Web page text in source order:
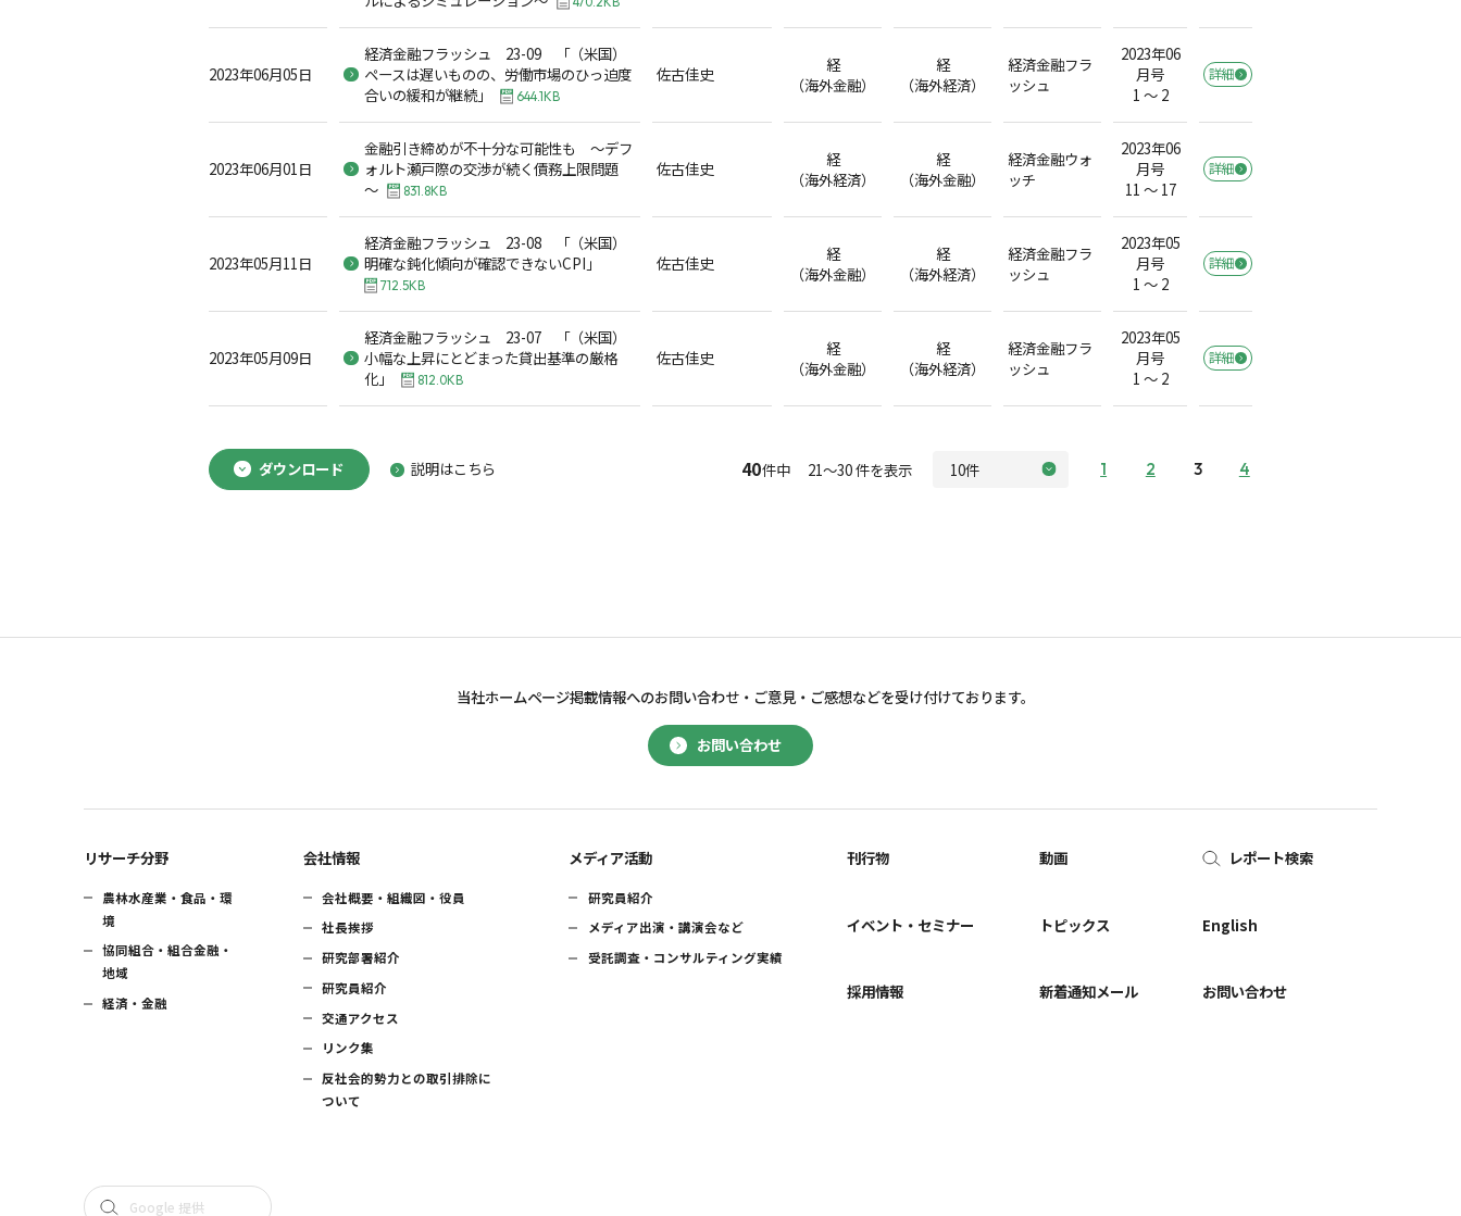
2023年06月05日
経済金融フラッシュ 23-09 「（米国）
ペースは遅いものの、労働市場のひっ迫度
合いの緩和が継続」
644.1KB
佐古佳史
経
（海外金融）
経
（海外経済）
経済金融フラ
ッシュ
2023年06
月号
1 ～ 2
詳細
2023年06月01日
金融引き締めが不十分な可能性も ～デフ
ォルト瀬戸際の交渉が続く債務上限問題
～
831.8KB
佐古佳史
経
（海外経済）
経
（海外金融）
経済金融ウォ
ッチ
2023年06
月号
11 ～ 17
詳細
2023年05月11日
経済金融フラッシュ 23-08 「（米国）
明確な鈍化傾向が確認できないCPI」
712.5KB
佐古佳史
経
（海外金融）
経
（海外経済）
経済金融フラ
ッシュ
2023年05
月号
1 ～ 2
詳細
2023年05月09日
経済金融フラッシュ 23-07 「（米国）
小幅な上昇にとどまった貸出基準の厳格
化」
812.0KB
佐古佳史
経
（海外金融）
経
（海外経済）
経済金融フラ
ッシュ
2023年05
月号
1 ～ 2
詳細
ダウンロード 説明はこちら 40件中 21～30 件を表示 1 2 3 4
お問い合わせ
当社ホームページ掲載情報へのお問い合わせ・ ご意見・ご感想などを受け付けております。
リサーチ分野
農林水産業・食品・環
境
協同組合・組合金融・
地域
経済・金融
会社情報
会社概要・組織図・役員
社長挨拶
研究部署紹介
研究員紹介
交通アクセス
リンク集
反社会的勢力との取引排除に
ついて
メディア活動
研究員紹介
メディア出演・講演会など
受託調査・コンサルティング実績
刊行物
イベント・セミナー
採用情報
動画
トピックス
新着通知メール
レポート検索
English
お問い合わせ